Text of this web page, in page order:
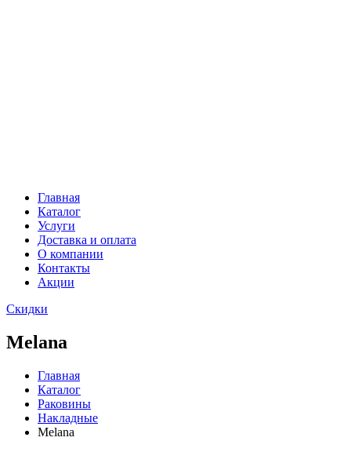
Главная
Каталог
Услуги
Доставка и оплата
О компании
Контакты
Акции
Скидки
Melana
Главная
Каталог
Раковины
Накладные
Melana